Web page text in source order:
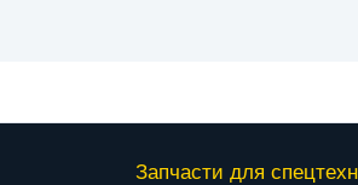
Запчасти для